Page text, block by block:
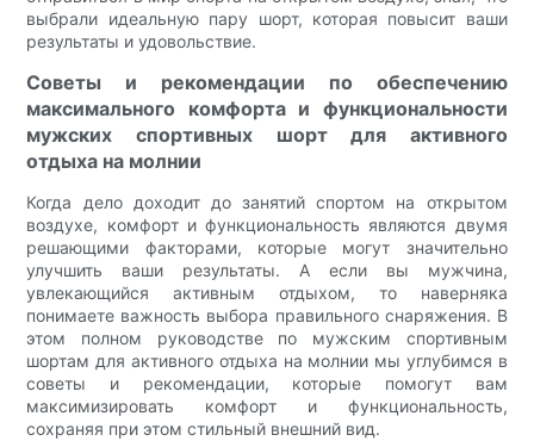
выбрали идеальную пару шорт, которая повысит ваши
результаты и удовольствие.
Советы и рекомендации по обеспечению
максимального комфорта и функциональности
мужских спортивных шорт для активного
отдыха на молнии
Когда дело доходит до занятий спортом на открытом
воздухе, комфорт и функциональность являются двумя
решающими факторами, которые могут значительно
улучшить ваши результаты. А если вы мужчина,
увлекающийся активным отдыхом, то наверняка
понимаете важность выбора правильного снаряжения. В
этом полном руководстве по мужским спортивным
шортам для активного отдыха на молнии мы углубимся в
советы и рекомендации, которые помогут вам
максимизировать комфорт и функциональность,
сохраняя при этом стильный внешний вид.